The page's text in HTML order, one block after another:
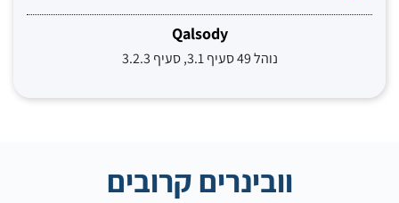
Qalsody
נוהל 49 סעיף 3.1, סעיף 3.2.3
וובינרים קרובים